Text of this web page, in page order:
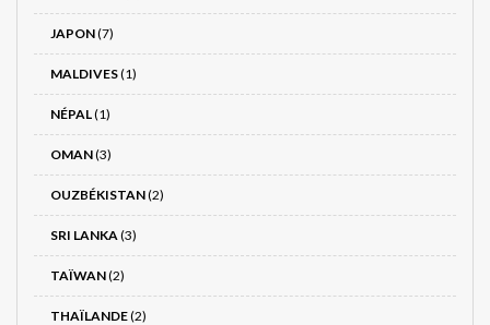
JAPON(7)
MALDIVES(1)
NÉPAL(1)
OMAN(3)
OUZBÉKISTAN(2)
SRI LANKA (3)
TAÏWAN(2)
THAÏLANDE(2)